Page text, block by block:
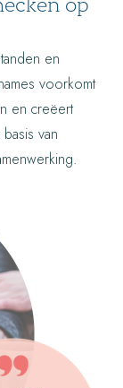
en
voorkomt
en creëert
van